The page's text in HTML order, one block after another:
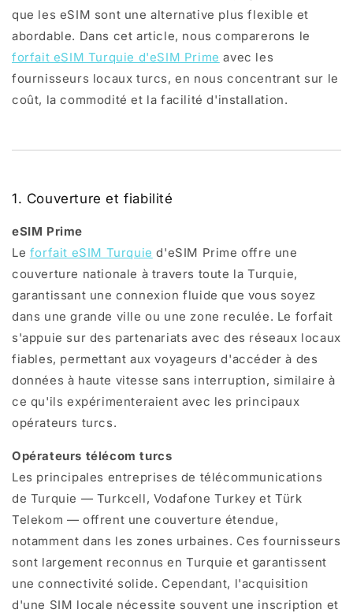
que les eSIM sont une alternative plus flexible et
abordable. Dans cet article, nous comparerons le
forfait eSIM Turquie d'eSIM Prime avec les
fournisseurs locaux turcs, en nous concentrant sur le
coût, la commodité et la facilité d'installation.
1. Couverture et fiabilité
eSIM Prime
Le forfait eSIM Turquie d'eSIM Prime offre une
couverture nationale à travers toute la Turquie,
garantissant une connexion fluide que vous soyez
dans une grande ville ou une zone reculée. Le forfait
s'appuie sur des partenariats avec des réseaux locaux
fiables, permettant aux voyageurs d'accéder à des
données à haute vitesse sans interruption, similaire à
ce qu'ils expérimenteraient avec les principaux
opérateurs turcs.
Opérateurs télécom turcs
Les principales entreprises de télécommunications
de Turquie — Turkcell, Vodafone Turkey et Türk
Telekom — offrent une couverture étendue,
notamment dans les zones urbaines. Ces fournisseurs
sont largement reconnus en Turquie et garantissent
une connectivité solide. Cependant, l'acquisition
d'une SIM locale nécessite souvent une inscription et